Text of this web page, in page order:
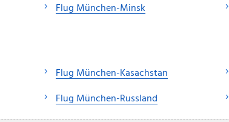
Flug München-Minsk
Flug München-Kasachstan
Flug München-Russland